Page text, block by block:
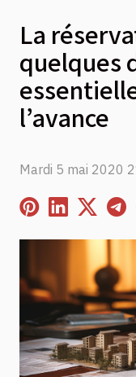
La
quelques
l’avance
Mardi 5 mai 2020